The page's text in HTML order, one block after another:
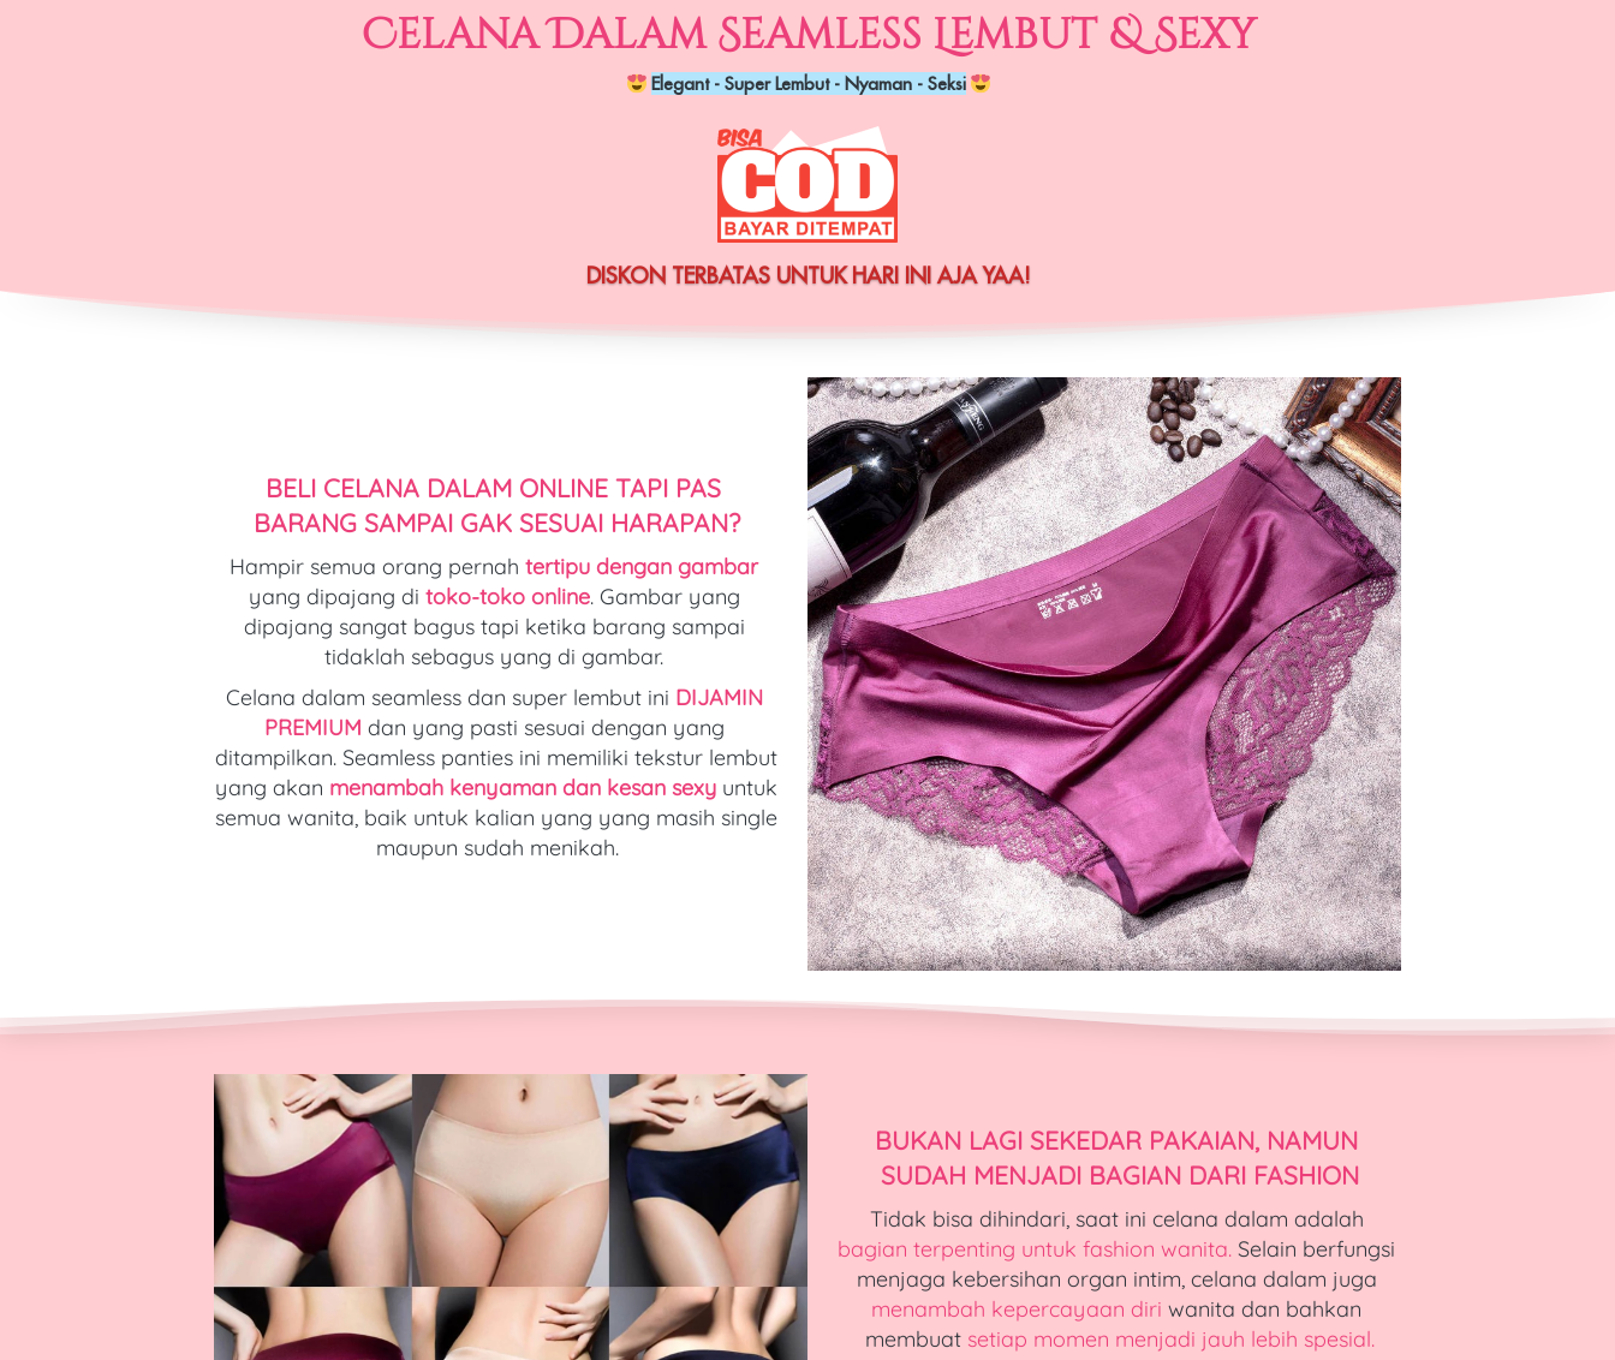
Celana Dalam Seamless Lembut & Sexy
Elegant - Super Lembut - Nyaman - Seksi
DISKON TERBATAS UNTUK HARI INI AJA YAA!
BELI CELANA DALAM ONLINE TAPI PAS
BARANG SAMPAI GAK SESUAI HARAPAN?
Hampir semua orang pernah tertipu dengan gambar
yang dipajang di toko-toko online. Gambar yang
dipajang sangat bagus tapi ketika barang sampai
tidaklah sebagus yang di gambar.
Celana dalam seamless dan super lembut ini DIJAMIN
PREMIUM dan yang pasti sesuai dengan yang
ditampilkan. Seamless panties ini memiliki tekstur lembut
yang akan menambah kenyaman dan kesan sexy untuk
semua wanita, baik untuk kalian yang yang masih single
maupun sudah menikah.
BUKAN LAGI SEKEDAR PAKAIAN, NAMUN
SUDAH MENJADI BAGIAN DARI FASHION
bagian terpenting untuk fashion wanita. Selain berfungsi
menambah kepercayaan diri wanita dan bahkan
membuat setiap momen menjadi jauh lebih spesial.